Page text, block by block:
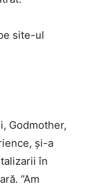
site-ul
Godmother,
și-a
în
”Am